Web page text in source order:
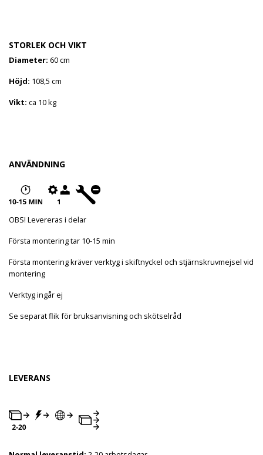
STORLEK OCH VIKT
Diameter: 60 cm
Höjd: 108,5 cm
Vikt: ca 10 kg
ANVÄNDNING
OBS! Levereras i delar
Första montering tar 10-15 min
Första montering kräver verktyg i skiftnyckel och stjärnskruvmejsel vid
montering
Verktyg ingår ej
Se separat flik för bruksanvisning och skötselråd
LEVERANS